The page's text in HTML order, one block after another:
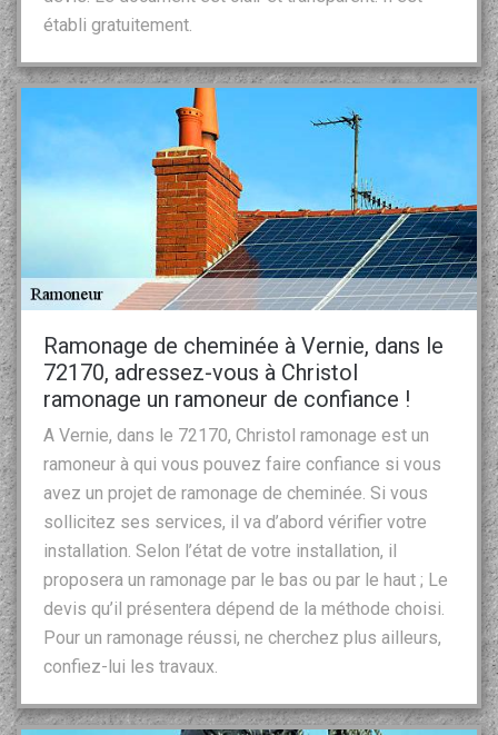
établi gratuitement.
Ramonage de cheminée à Vernie, dans le
72170, adressez-vous à Christol
ramonage un ramoneur de confiance !
A Vernie, dans le 72170, Christol ramonage est un
ramoneur à qui vous pouvez faire confiance si vous
avez un projet de ramonage de cheminée. Si vous
sollicitez ses services, il va d’abord vérifier votre
installation. Selon l’état de votre installation, il
proposera un ramonage par le bas ou par le haut ; Le
devis qu’il présentera dépend de la méthode choisi.
Pour un ramonage réussi, ne cherchez plus ailleurs,
confiez-lui les travaux.